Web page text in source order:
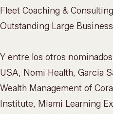
Fleet Coaching & Consulting
Outstanding Large
Y entre los otros
USA, Nomi Health, Garcia
Wealth Management of
Institute, Miami Learning